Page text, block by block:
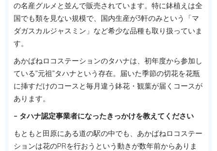
の名産グルメと並んで販売されています。特に鉢植えは全
国でも類を見ない規模で、国内生産が3軒のみという「マ
ダガスカルジャスミン」など希少な品種も取り扱っていま
す。
あかばねロコステーションのタハナは、初年度から参加し
ている”元祖”タハナという存在。届いた季節の切花を花瓶
に挿すだけのコースと毎月違う鉢花・観葉が届くコースが
あります。
– タハナ認定事業者になったきっかけを教えてください
もともと田原にある道の駅の中でも、あかばねロコステー
ションは花のPRを行おうという動きが数年前からありま